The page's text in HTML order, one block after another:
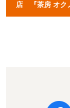
店 『茶房 オク